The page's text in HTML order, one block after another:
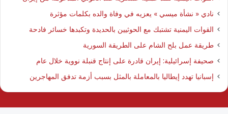
نادي « نشأة ميسي » يعزيه في وفاة والده بكلمات مؤثرة
القوات اليمنية تشتبك مع الحوثيين بالحديدة وتكبدها خسائر فادحة
طريقة عمل بلح الشام على الطريقة السورية
صحيفة إسرائيلية: إيران قادرة على إنتاج قنبلة نووية خلال عام
إسبانيا تهدد إيطاليا بالمعاملة بالمثل بسبب أزمة تدفق المهاجرين